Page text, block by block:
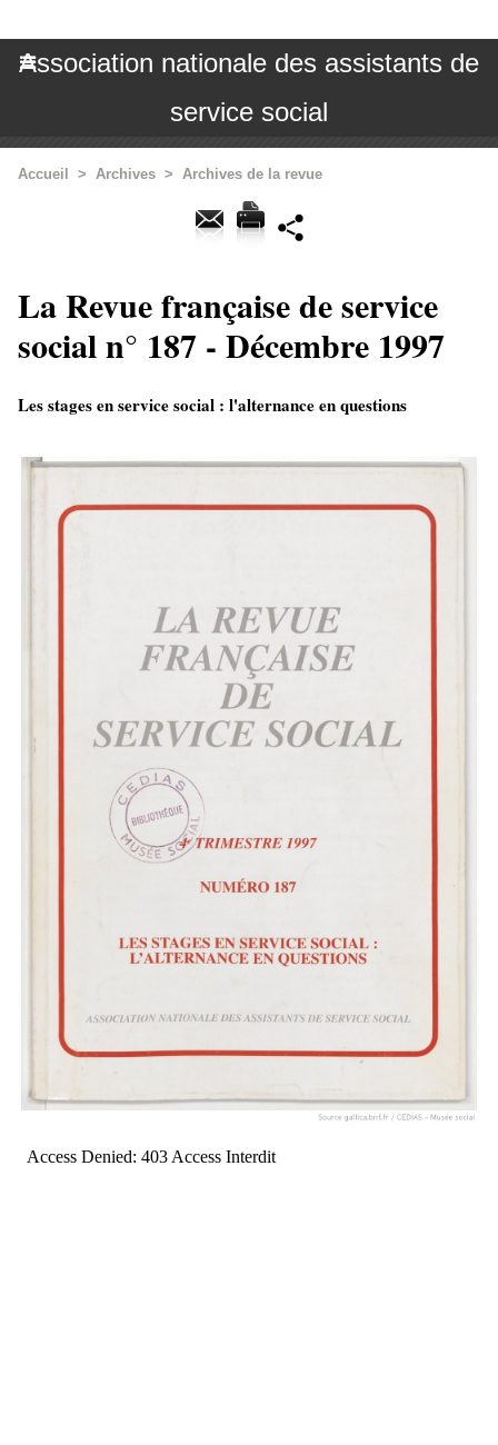
Association nationale des assistants de
service social
Accueil > Archives > Archives de la revue
La Revue française de service
social n° 187 - Décembre 1997
Les stages en service social : l'alternance en questions